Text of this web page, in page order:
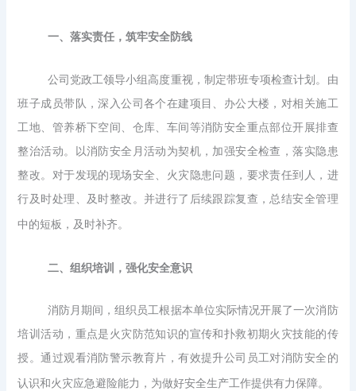
一、 落实责任，筑牢安全防线
公司党政工领导小组高度重视，制定带班专项检查计划。由
班子成员带队，深入公司各个在建项目、办公大楼，对相关施工
工地、管养桥下空间、仓库、车间等消防安全重点部位开展排查
整治活动。以消防安全月活动为契机，加强安全检查，落实隐患
整改。对于发现的现场安全、火灾隐患问题，要求责任到人，进
行及时处理、及时整改。并进行了后续跟踪复查，总结安全管理
中的短板，及时补齐。
二、 组织培训，强化安全意识
消防月期间，组织员工根据本单位实际情况开展了一次消防
培训活动，重点是火灾防范知识的宣传和扑救初期火灾技能的传
授。通过观看消防警示教育片，有效提升公司员工对消防安全的
认识和火灾应急避险能力，为做好安全生产工作提供有力保障。